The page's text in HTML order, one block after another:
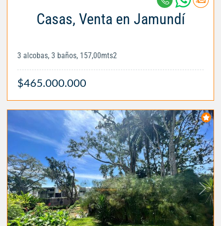
Casas, Venta en Jamundí
3 alcobas, 3 baños, 157,00mts2
$465.000.000